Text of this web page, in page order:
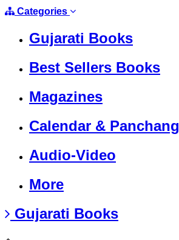
Categories
Gujarati Books
Best Sellers Books
Magazines
Calendar & Panchang
Audio-Video
More
Gujarati Books